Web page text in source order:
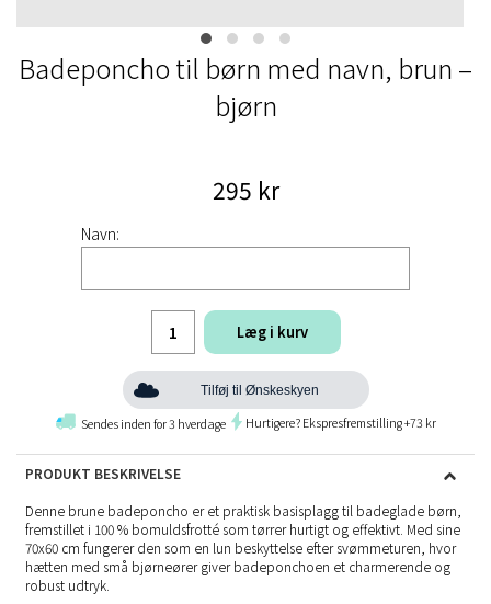
Badeponcho til børn med navn, brun –
bjørn
295 kr
Navn:
Læg i kurv
Tilføj til Ønskeskyen
Sendes inden for 3 hverdage Hurtigere? Ekspresfremstilling +73 kr
PRODUKT BESKRIVELSE
Denne brune badeponcho er et praktisk basisplagg til badeglade børn,
fremstillet i 100 % bomuldsfrotté som tørrer hurtigt og effektivt. Med sine
70x60 cm fungerer den som en lun beskyttelse efter svømmeturen, hvor
hætten med små bjørneører giver badeponchoen et charmerende og
robust udtryk.